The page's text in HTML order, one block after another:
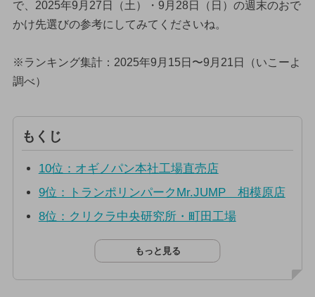
で、2025年9月27日（土）・9月28日（日）の週末のおで
かけ先選びの参考にしてみてくださいね。
※ランキング集計：2025年9月15日〜9月21日（いこーよ
調べ）
もくじ
10位：オギノパン本社工場直売店
9位：トランポリンパークMr.JUMP 相模原店
8位：クリクラ中央研究所・町田工場
もっと見る